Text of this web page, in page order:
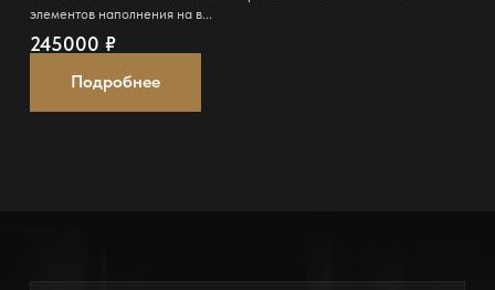
элементов наполнения на в...
245000 ₽
Подробнее